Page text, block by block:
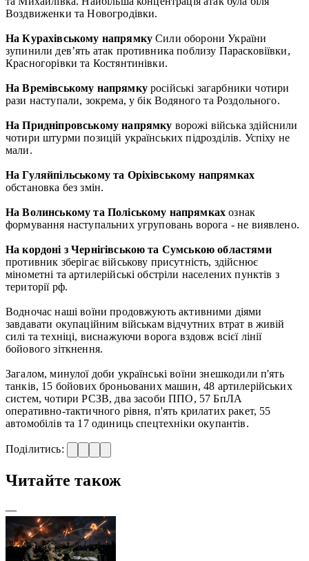
Воздвиженки та Новогродівки.
На Курахівському напрямку Сили оборони України
зупинили дев’ять атак противника поблизу Парасковіївки,
Красногорівки та Костянтинівки.
На Времівському напрямку російські загарбники чотири
рази наступали, зокрема, у бік Водяного та Роздольного.
На Придніпровському напрямку ворожі війська здійснили
чотири штурми позицій українських підрозділів. Успіху не
мали.
На Гуляйпільському та Оріхівському напрямках
обстановка без змін.
На Волинському та Поліському напрямках ознак
формування наступальних угруповань ворога - не виявлено.
На кордоні з Чернігівською та Сумською областями
противник зберігає військову присутність, здійснює
мінометні та артилерійські обстріли населених пунктів з
території рф.
Водночас наші воїни продовжують активними діями
завдавати окупаційним військам відчутних втрат в живій
силі та техніці, виснажуючи ворога вздовж всієї лінії
бойового зіткнення.
Загалом, минулої доби українські воїни знешкодили п'ять
танків, 15 бойових броньованих машин, 48 артилерійських
систем, чотири РСЗВ, два засоби ППО, 57 БпЛА
оперативно-тактичного рівня, п'ять крилатих ракет, 55
автомобілів та 17 одиниць спецтехніки окупантів.
Поділитись:
Читайте також
—